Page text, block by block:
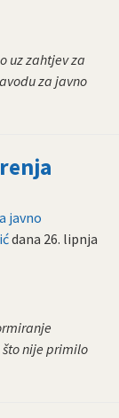
uz zahtjev za
za javno
javno
dana 26. lipnja
nije primilo